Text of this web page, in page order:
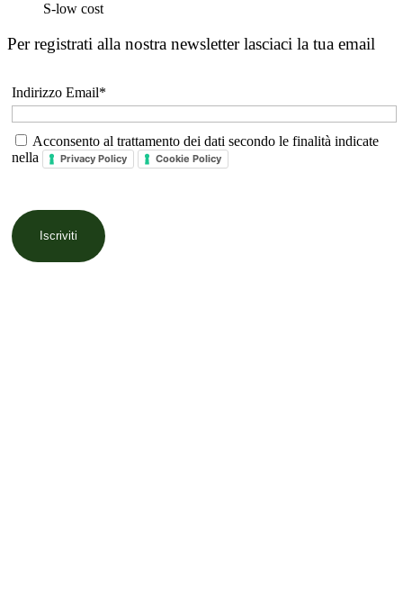
S-low cost
Per registrati alla nostra newsletter lasciaci la tua email
Indirizzo Email*
Acconsento al trattamento dei dati secondo le finalità indicate
nella
Privacy Policy Cookie Policy